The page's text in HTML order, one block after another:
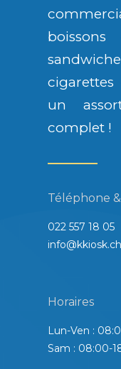
un
complet !
Téléphone &
022 557 18 05
info@kkiosk.ch
Horaires
Lun-Ven :
Sam : 08:00-